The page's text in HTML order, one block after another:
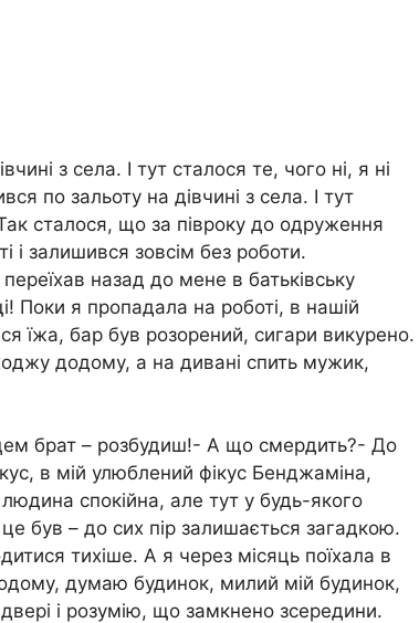
з села. І тут сталося те, чого ні, я ні
по зальоту на дівчині з села. І тут
сталося, що за півроку до одруження
і залишився зовсім без роботи.
назад до мене в батьківську
Поки я пропадала на роботі, в нашій
їжа, бар був розорений, сигари викурено.
додому, а на дивані спить мужик,
брат – розбудиш!- А що смердить?- До
в мій улюблений фікус Бенджаміна,
спокійна, але тут у будь-якого
був – до сих пір залишається загадкою.
тихіше. А я через місяць поїхала в
думаю будинок, милий мій будинок,
і розумію, що замкнено зсередини.